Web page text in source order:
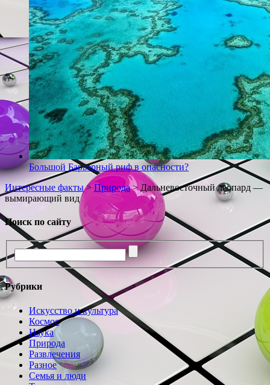
Большой Барьерный риф в опасности?
Интересные факты> Природа> Дальневосточный леопард —
вымирающий вид
Поиск по сайту
Рубрики
Искусство и культура
Космос
Наука
Природа
Развлечения
Разное
Семья и люди